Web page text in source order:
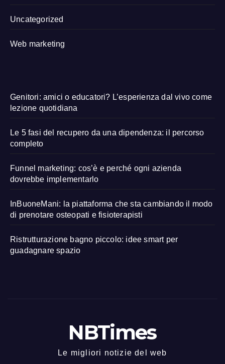
Uncategorized
Web marketing
Genitori: amici o educatori? L’esperienza dal vivo come
lezione quotidiana
Le 5 fasi del recupero da una dipendenza: il percorso
completo
Funnel marketing: cos’è e perché ogni azienda
dovrebbe implementarlo
InBuoneMani: la piattaforma che sta cambiando il modo
di prenotare osteopati e fisioterapisti
Ristrutturazione bagno piccolo: idee smart per
guadagnare spazio
NBTimes
Le migliori notizie del web